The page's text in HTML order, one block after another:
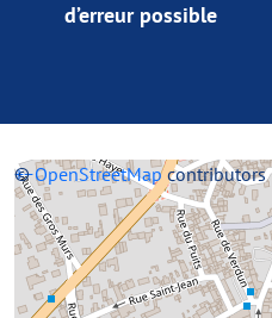
d’erreur possible
+−
©OpenStreetMapcontributors